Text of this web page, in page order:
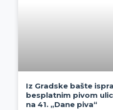
Iz Gradske bašte
besplatnim pivom
na 41. „Dane piva“